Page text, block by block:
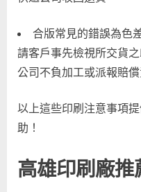
合版常見的錯誤為色
請客戶事先檢視所交貨
公司不負加工或派報賠償
以上這些印刷注意事項
助！
高雄印刷廠推